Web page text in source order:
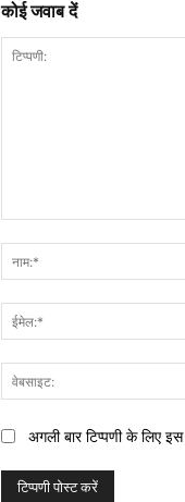
कोई जवाब दें
अगली बार टिप्पणी के लिए